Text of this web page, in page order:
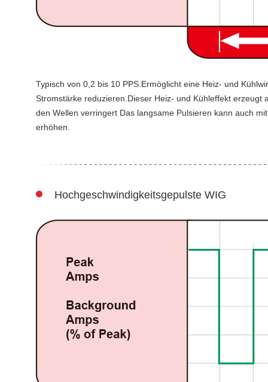
Typisch von 0,2 bis 10 PPS.Ermöglicht eine Heiz- und
Stromstärke reduzieren.Dieser Heiz- und Kühleffekt
den Wellen verringert Das langsame Pulsieren kann auch
erhöhen.
Hochgeschwindigkeitsgepulste WIG